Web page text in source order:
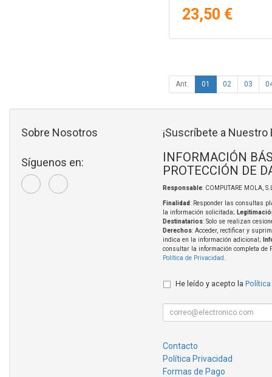
23,50 €
Ant. 01 02 03
Sobre Nosotros
Síguenos en:
¡Suscríbete a Nuestro
INFORMACIÓN
PROTECCIÓN DE
Responsable: COMPUTARE MOLA,
Finalidad: Responder las consultas
la información solicitada;
Destinatarios: Solo se realizan
Derechos: Acceder, rectificar y
indica en la información adicional;
consultar la información completa de
Política de Privacidad.
He leído y acepto la Política
Contacto
Política Privacidad
Formas de Pago